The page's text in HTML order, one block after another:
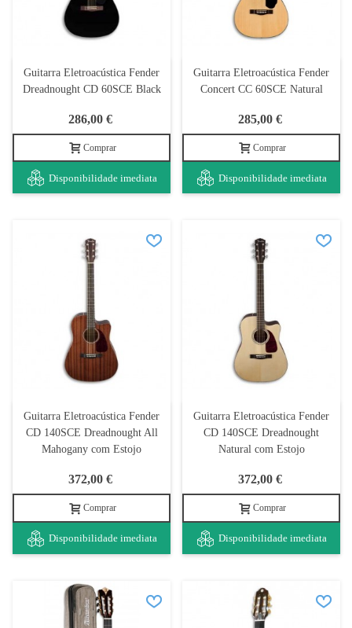
Guitarra Eletroacústica Fender
Dreadnought CD 60SCE Black
286,00 €
Comprar
Disponibilidade imediata
Guitarra Eletroacústica Fender
Concert CC 60SCE Natural
285,00 €
Comprar
Disponibilidade imediata
Guitarra Eletroacústica Fender
CD 140SCE Dreadnought All
Mahogany com Estojo
372,00 €
Comprar
Disponibilidade imediata
Guitarra Eletroacústica Fender
CD 140SCE Dreadnought
Natural com Estojo
372,00 €
Comprar
Disponibilidade imediata